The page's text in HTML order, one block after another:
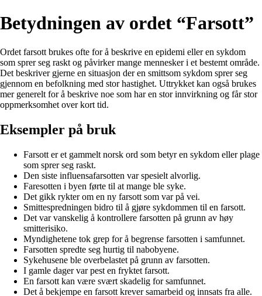
Betydningen av ordet “Farsott”
Ordet farsott brukes ofte for å beskrive en epidemi eller en sykdom
som sprer seg raskt og påvirker mange mennesker i et bestemt område.
Det beskriver gjerne en situasjon der en smittsom sykdom sprer seg
gjennom en befolkning med stor hastighet. Uttrykket kan også brukes
mer generelt for å beskrive noe som har en stor innvirkning og får stor
oppmerksomhet over kort tid.
Eksempler på bruk
Farsott er et gammelt norsk ord som betyr en sykdom eller plage
som sprer seg raskt.
Den siste influensafarsotten var spesielt alvorlig.
Faresotten i byen førte til at mange ble syke.
Det gikk rykter om en ny farsott som var på vei.
Smittespredningen bidro til å gjøre sykdommen til en farsott.
Det var vanskelig å kontrollere farsotten på grunn av høy
smitterisiko.
Myndighetene tok grep for å begrense farsotten i samfunnet.
Farsotten spredte seg hurtig til nabobyene.
Sykehusene ble overbelastet på grunn av farsotten.
I gamle dager var pest en fryktet farsott.
En farsott kan være svært skadelig for samfunnet.
Det å bekjempe en farsott krever samarbeid og innsats fra alle.